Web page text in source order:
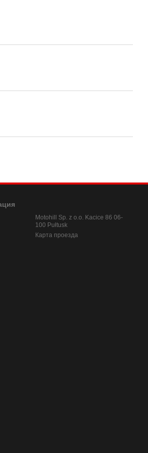
Motohill Sp. z o.o. Kacice 86 06-
100 Pułtusk
Карта проезда